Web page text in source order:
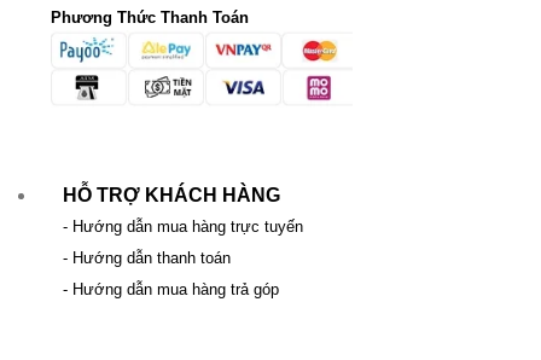
Phương Thức Thanh Toán
HỖ TRỢ KHÁCH HÀNG
- Hướng dẫn mua hàng trực tuyến
- Hướng dẫn thanh toán
- Hướng dẫn mua hàng trả góp